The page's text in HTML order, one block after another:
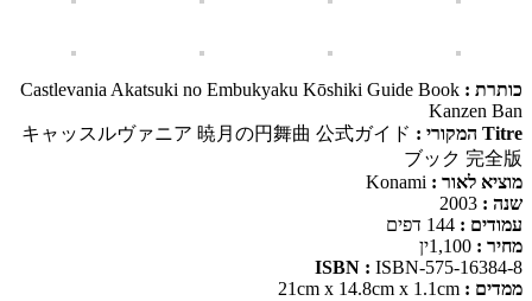
כותרת : Castlevania Akatsuki no Embukyaku Kōshiki Guide Book
Kanzen Ban
Titre המקורי :
キャッスルヴァニア 暁月の円舞曲 公式ガイド
ブック 完全版
מוציא לאור : Konami
שנה : 2003
עמודים : 144 דפים
מחיר : 1,100ין
ISBN : ISBN-575-16384-8
ממדים : cm x 14.8cm x 1.1cm